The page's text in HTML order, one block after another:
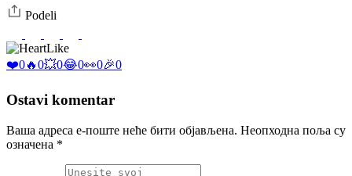
Podeli
Like
❤️0🔥0💥0😂0👀0🎉0
Ostavi komentar
Ваша адреса е-поште неће бити објављена. Неопходна поља су
означена *